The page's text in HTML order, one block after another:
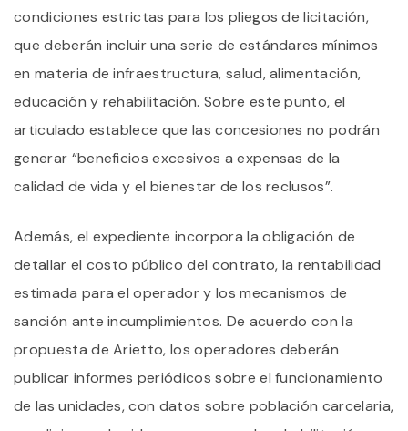
condiciones estrictas para los pliegos de licitación,
que deberán incluir una serie de estándares mínimos
en materia de infraestructura, salud, alimentación,
educación y rehabilitación. Sobre este punto, el
articulado establece que las concesiones no podrán
generar “beneficios excesivos a expensas de la
calidad de vida y el bienestar de los reclusos”.
Además, el expediente incorpora la obligación de
detallar el costo público del contrato, la rentabilidad
estimada para el operador y los mecanismos de
sanción ante incumplimientos. De acuerdo con la
propuesta de Arietto, los operadores deberán
publicar informes periódicos sobre el funcionamiento
de las unidades, con datos sobre población carcelaria,